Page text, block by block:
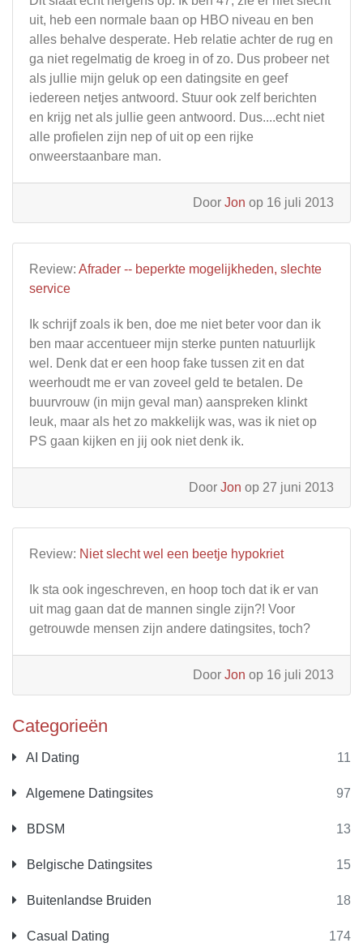
Categorieën
AI Dating 11
Algemene Datingsites 97
BDSM 13
Belgische Datingsites 15
Buitenlandse Bruiden 18
Casual Dating 174
uit, heb een normale baan op HBO niveau en ben
alles behalve desperate. Heb relatie achter de rug en
ga niet regelmatig de kroeg in of zo. Dus probeer net
als jullie mijn geluk op een datingsite en geef
iedereen netjes antwoord. Stuur ook zelf berichten
en krijg net als jullie geen antwoord. Dus....echt niet
alle profielen zijn nep of uit op een rijke
onweerstaanbare man.
Door Jon op 16 juli 2013
Review: Afrader -- beperkte mogelijkheden, slechte
service
Ik schrijf zoals ik ben, doe me niet beter voor dan ik
ben maar accentueer mijn sterke punten natuurlijk
wel. Denk dat er een hoop fake tussen zit en dat
weerhoudt me er van zoveel geld te betalen. De
buurvrouw (in mijn geval man) aanspreken klinkt
leuk, maar als het zo makkelijk was, was ik niet op
PS gaan kijken en jij ook niet denk ik.
Door Jon op 27 juni 2013
Review: Niet slecht wel een beetje hypokriet
Ik sta ook ingeschreven, en hoop toch dat ik er van
uit mag gaan dat de mannen single zijn?! Voor
getrouwde mensen zijn andere datingsites, toch?
Door Jon op 16 juli 2013